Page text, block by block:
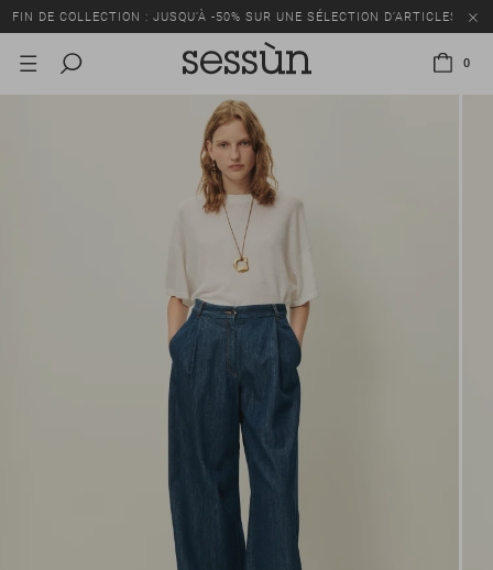
FIN DE COLLECTION : JUSQU’À -50% SUR UNE SÉLECTION D’ARTICLES
0